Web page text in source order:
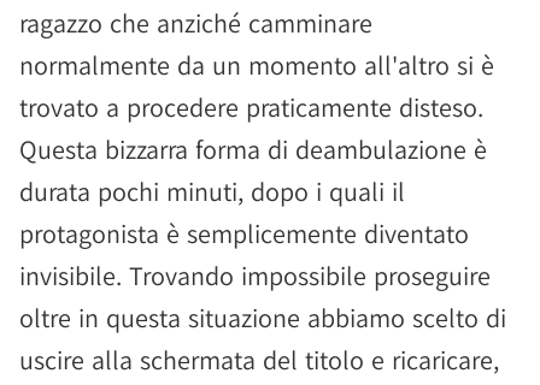
ragazzo che anziché camminare
normalmente da un momento all'altro si è
trovato a procedere praticamente disteso.
Questa bizzarra forma di deambulazione è
durata pochi minuti, dopo i quali il
protagonista è semplicemente diventato
invisibile. Trovando impossibile proseguire
oltre in questa situazione abbiamo scelto di
uscire alla schermata del titolo e ricaricare,